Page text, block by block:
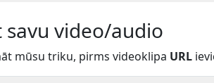
video/audio
mūsu triku, pirms videoklipa URL